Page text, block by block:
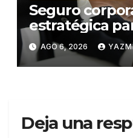
Seguro
estratégica
talento en
AGO 6, 2026
Deja una